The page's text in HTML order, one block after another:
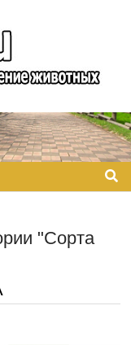
"Сорта